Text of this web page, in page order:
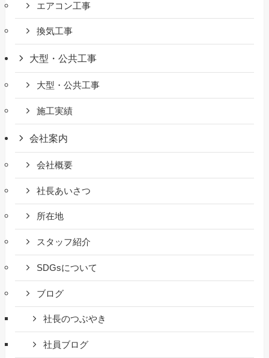
エアコン工事
換気工事
大型・公共工事
大型・公共工事
施工実績
会社案内
会社概要
社長あいさつ
所在地
スタッフ紹介
SDGsについて
ブログ
社長のつぶやき
社員ブログ